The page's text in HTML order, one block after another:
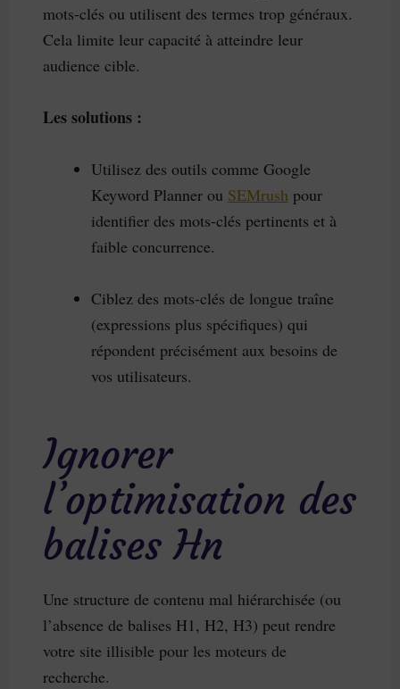
mots-clés ou utilisent des termes trop généraux.
Cela limite leur capacité à atteindre leur
audience cible.
Les solutions :
Utilisez des outils comme Google
Keyword Planner ou SEMrush pour
identifier des mots-clés pertinents et à
faible concurrence.
Ciblez des mots-clés de longue traîne
(expressions plus spécifiques) qui
répondent précisément aux besoins de
vos utilisateurs.
Ignorer
l’optimisation des
balises Hn
Une structure de contenu mal hiérarchisée (ou
l’absence de balises H1, H2, H3) peut rendre
votre site illisible pour les moteurs de
recherche.